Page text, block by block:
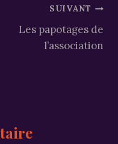
SUIVANT
Les papotages de
l’association